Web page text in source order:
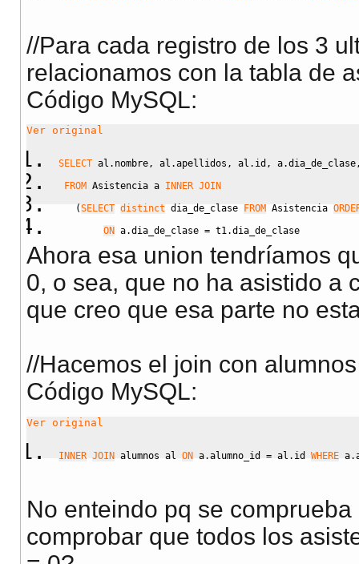
//Para cada registro de los 3
relacionamos con la tabla de
Código MySQL:
Ver original
SELECT al.nombre, al.apellidos , al.id , a.dia_de_clase
FROM Asistencia a INNER JOIN
(SELECT distinct dia_de_clase FROM Asistencia
ON a.dia_de_clase = t1.dia_de_clase
Ahora esa union tendríamos
0, o sea, que no ha asistido a
que creo que esa parte no
//Hacemos el join con
Código MySQL:
Ver original
INNER JOIN alumnos al ON a.alumno_id = al.id WHERE
No enteindo pq se
comprobar que todos los